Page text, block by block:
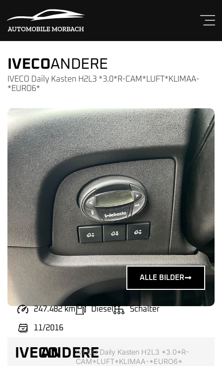
IVECOANDERE
IVECO Daily Kasten H2L3 *3.0*R-CAM*LUFT*KLIMAA-
*EURO6*
ALLE BILDER
247.482 km Diesel Schalter
11/2016
IVECOANDEREIVECO Daily Kasten H2L3 *3.0*R-
CAM*LUFT*KLIMAA-*EURO6*